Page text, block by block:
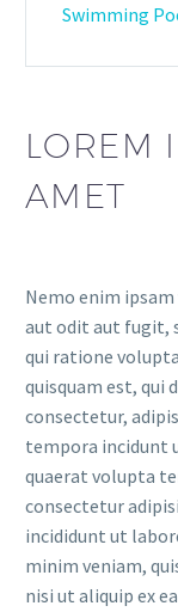
Swimming
LOREM
AMET
Nemo enim
aut odit aut fugit,
qui ratione
quisquam est, qui
consectetur,
tempora incidunt
quaerat volupta
consectetur
incididunt ut
minim veniam,
nisi ut aliquip ex